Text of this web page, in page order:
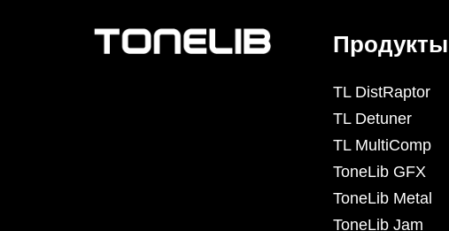
Продукты
TL DistRaptor
TL Detuner
TL MultiComp
ToneLib GFX
ToneLib Metal
ToneLib Jam